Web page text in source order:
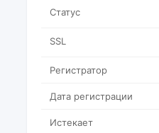
Статус
SSL
Регистратор
Дата регистрации
Истекает